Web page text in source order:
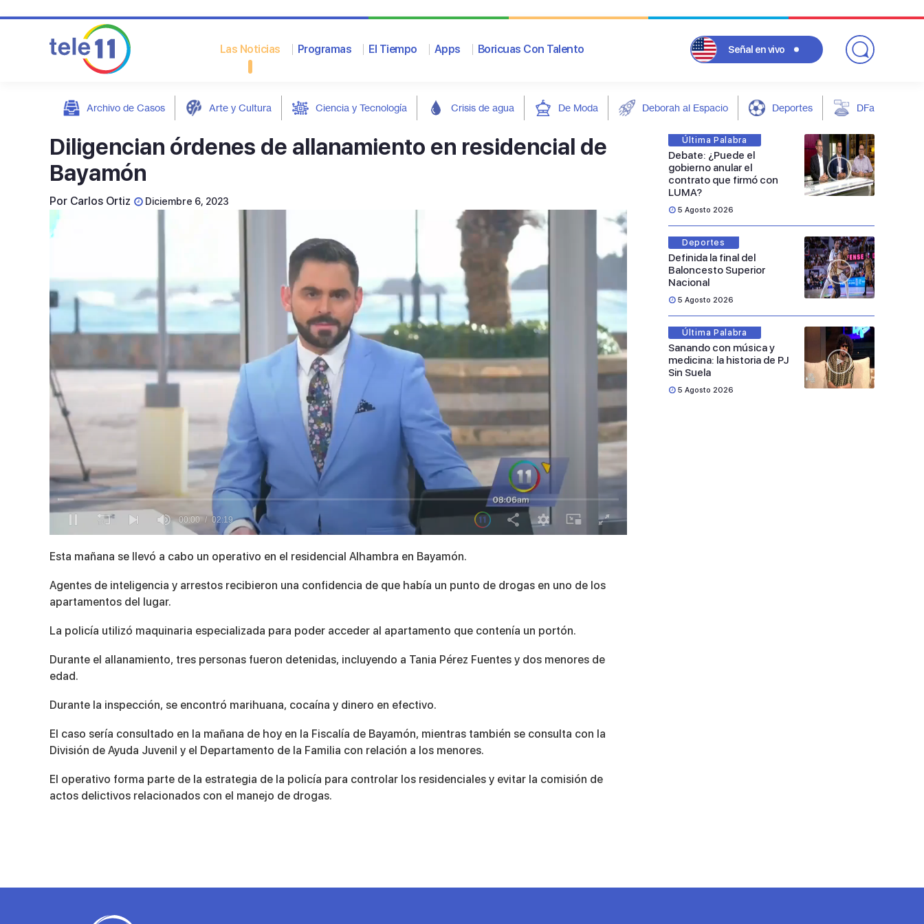
Las Noticias Programas El Tiempo Apps Boricuas Con Talento Señal en vivo
Archivo de Casos Arte y Cultura Ciencia y Tecnología Crisis de agua De Moda Deborah al Espacio Deportes DFarándula
Diligencian órdenes de allanamiento en residencial de
Bayamón
Por Carlos Ortiz Diciembre 6, 2023
seconds
of
minutes,
19
secondsVolume
Esta mañana se llevó a cabo un operativo en el residencial Alhambra en Bayamón.
Agentes de inteligencia y arrestos recibieron una confidencia de que había un punto de drogas en uno de los
apartamentos del lugar.
La policía utilizó maquinaria especializada para poder acceder al apartamento que contenía un portón.
Durante el allanamiento, tres personas fueron detenidas, incluyendo a Tania Pérez Fuentes y dos menores de
edad.
Durante la inspección, se encontró marihuana, cocaína y dinero en efectivo.
El caso sería consultado en la mañana de hoy en la Fiscalía de Bayamón, mientras también se consulta con la
División de Ayuda Juvenil y el Departamento de la Familia con relación a los menores.
El operativo forma parte de la estrategia de la policía para controlar los residenciales y evitar la comisión de
actos delictivos relacionados con el manejo de drogas.
Última Palabra
Debate: ¿Puede el
gobierno anular el
contrato que firmó con
LUMA?
5 Agosto 2026
Deportes
Definida la final del
Baloncesto Superior
Nacional
5 Agosto 2026
Última Palabra
Sanando con música y
medicina: la historia de PJ
Sin Suela
5 Agosto 2026